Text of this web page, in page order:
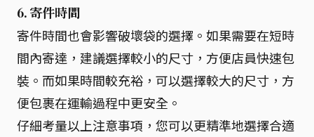
6. 寄件時間
寄件時間也會影響破壞袋的選擇。如果需要在短時
間內寄達，建議選擇較小的尺寸，方便店員快速包
裝。而如果時間較充裕，可以選擇較大的尺寸，方
便包裹在運輸過程中更安全。
仔細考量以上注意事項，您可以更精準地選擇合適